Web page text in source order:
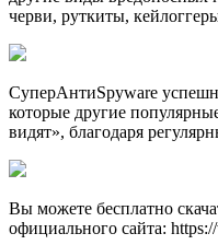
черви, руткиты,
СуперАнтиSpyware
которые другие
видят», благодаря
Вы можете бесплатно
официального сайта: